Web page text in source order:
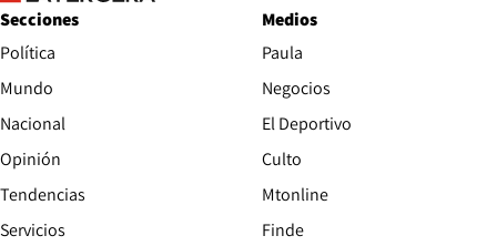
Secciones
Política
Mundo
Nacional
Opinión
Tendencias
Servicios
Medios
Paula
Negocios
El Deportivo
Culto
Mtonline
Finde